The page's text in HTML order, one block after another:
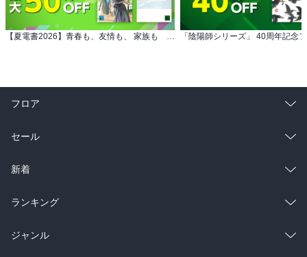
【夏電書2026】青春も、友情も、 家族も 特選小説フェア 「陰陽師シリーズ」 40周年記念
フロア
総合
ラノベ
雑誌・グラビア
BL・TL
セール
総合
ラノベ
雑誌・グラビア
新着
総合
ラノベ
ランキング
総合
ジャンル